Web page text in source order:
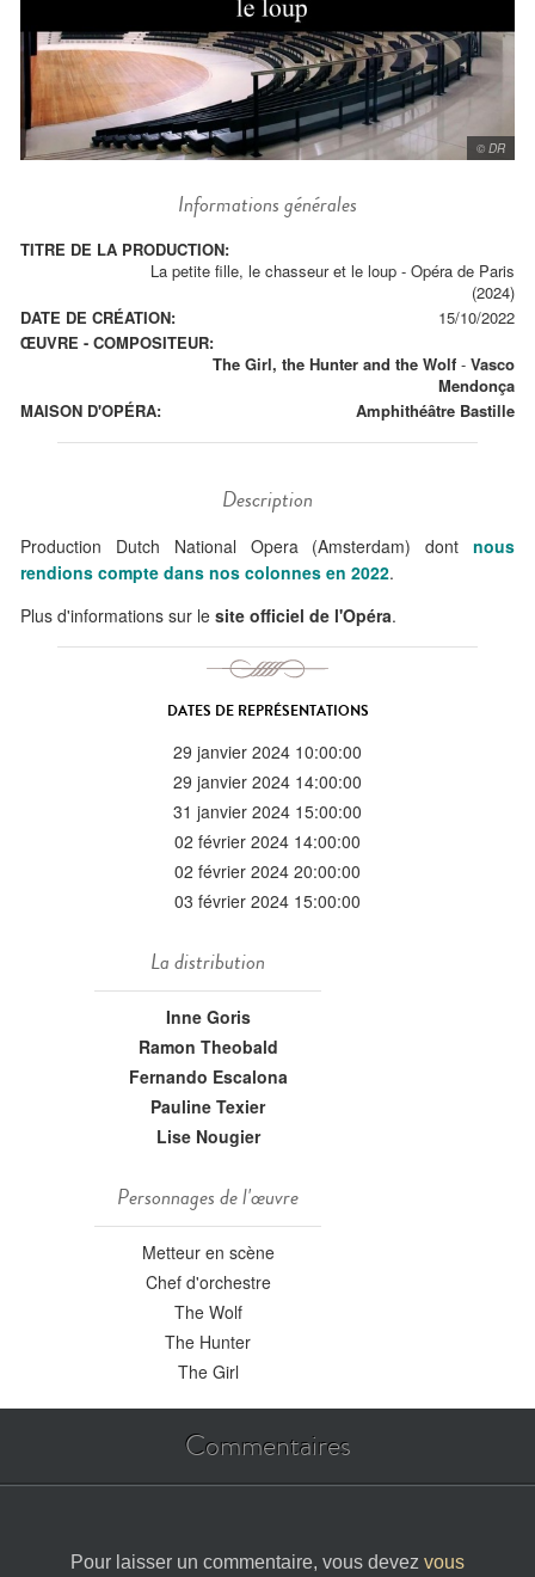
© DR
Informations générales
TITRE DE LA PRODUCTION:
La petite fille, le chasseur et le loup - Opéra de Paris
(2024)
DATE DE CRÉATION:
15/10/2022
ŒUVRE - COMPOSITEUR:
The Girl, the Hunter and the Wolf - Vasco
Mendonça
MAISON D'OPÉRA:
Amphithéâtre Bastille
Description
Production Dutch National Opera (Amsterdam) dont nous
rendions compte dans nos colonnes en 2022.
Plus d'informations sur le site officiel de l'Opéra.
DATES DE REPRÉSENTATIONS
29 janvier 2024 10:00:00
29 janvier 2024 14:00:00
31 janvier 2024 15:00:00
02 février 2024 14:00:00
02 février 2024 20:00:00
03 février 2024 15:00:00
La distribution
Inne Goris
Ramon Theobald
Fernando Escalona
Pauline Texier
Lise Nougier
Personnages de l'œuvre
Metteur en scène
Chef d'orchestre
The Wolf
The Hunter
The Girl
Commentaires
Pour laisser un commentaire, vous devez vous